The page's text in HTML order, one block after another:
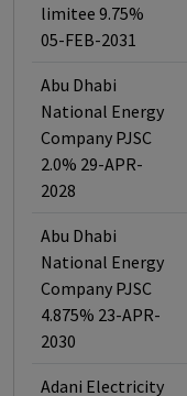
limitee 9.75%
05-FEB-2031
Abu Dhabi
National Energy
Company PJSC
2.0% 29-APR-
2028
Abu Dhabi
National Energy
Company PJSC
4.875% 23-APR-
2030
Adani Electricity